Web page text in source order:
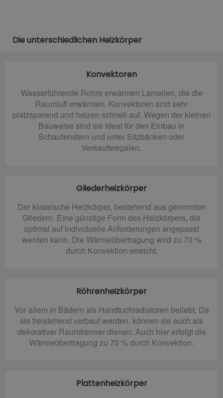
Die unterschiedlichen Heizkörper
Konvektoren
Wasserführende Rohre erwärmen Lamellen, die die
Raumluft erwärmen. Konvektoren sind sehr
platzsparend und heizen schnell auf. Wegen der kleinen
Bauweise sind sie ideal für den Einbau in
Schaufenstern und unter Sitzbänken oder
Verkaufsregalen.
Gliederheizkörper
Der klassische Heizkörper, bestehend aus genormten
Gliedern. Eine günstige Form des Heizkörpers, die
optimal auf individuelle Anforderungen angepasst
werden kann. Die Wärmeübertragung wird zu 70 %
durch Konvektion erreicht.
Röhrenheizkörper
Vor allem in Bädern als Handtuchradiatoren beliebt. Da
sie freistehend verbaut werden, können sie auch als
dekorativer Raumtrenner dienen. Auch hier erfolgt die
Wärmeübertragung zu 70 % durch Konvektion.
Plattenheizkörper